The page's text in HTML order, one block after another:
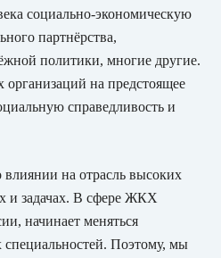
социально-экономическую
партнёрства,
политики, многие другие.
на предстоящее
справедливость и
влиянии на отрасль высоких
и задачах. В сфере ЖКХ
начинает меняться
Поэтому, мы